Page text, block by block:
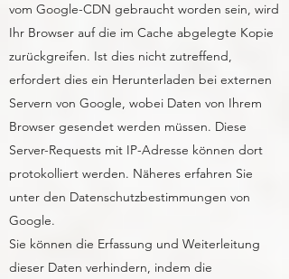
vom Google-CDN gebraucht worden sein, wird
Ihr Browser auf die im Cache abgelegte Kopie
zurückgreifen. Ist dies nicht zutreffend,
erfordert dies ein Herunterladen bei externen
Servern von Google, wobei Daten von Ihrem
Browser gesendet werden müssen. Diese
Server-Requests mit IP-Adresse können dort
protokolliert werden. Näheres erfahren Sie
unter den Datenschutzbestimmungen von
Google.
Sie können die Erfassung und Weiterleitung
dieser Daten verhindern, indem die